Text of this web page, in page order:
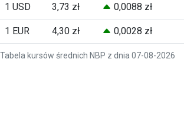
Tabela kursów średnich NBP z dnia 07-08-2026
1 USD 3,73 zł 0,0088 zł
1 EUR 4,30 zł 0,0028 zł